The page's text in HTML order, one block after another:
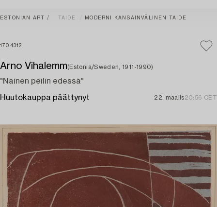
ESTONIAN ART TAIDE MODERNI KANSAINVÄLINEN TAIDE
1704312
Arno Vihalemm(Estonia/Sweden, 1911-1990)
"Nainen peilin edessä"
Huutokauppa päättynyt 22. maalis20:56 CET